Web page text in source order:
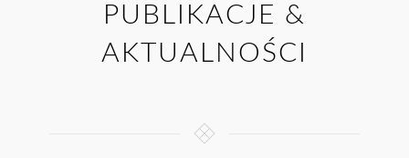
PUBLIKACJE &
AKTUALNOŚCI